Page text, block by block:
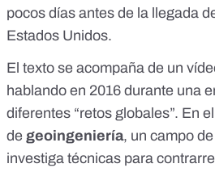
pocos días antes de la llegada
Estados Unidos.
El texto se acompaña de un
hablando en 2016 durante una
diferentes “retos globales”. En
de geoingeniería, un campo
investiga técnicas para